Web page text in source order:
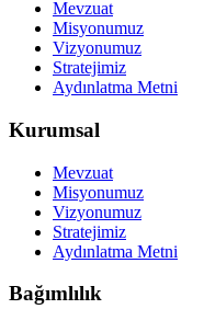
Mevzuat
Misyonumuz
Vizyonumuz
Stratejimiz
Aydınlatma Metni
Kurumsal
Mevzuat
Misyonumuz
Vizyonumuz
Stratejimiz
Aydınlatma Metni
Bağımlılık